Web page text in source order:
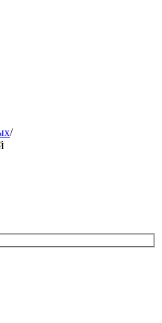
/